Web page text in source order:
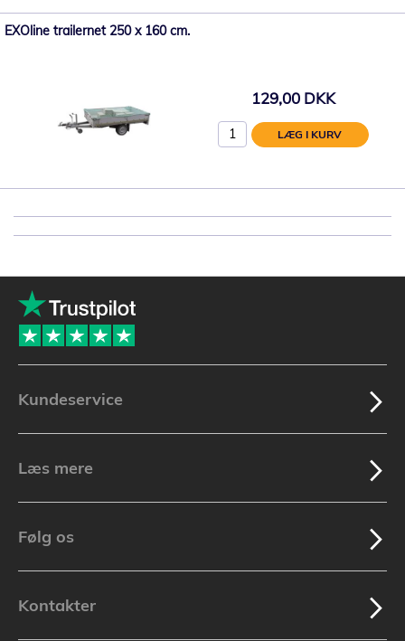
EXOline trailernet 250 x 160 cm.
129,00 DKK
LÆG I KURV
Kundeservice
Læs mere
Følg os
Kontakter